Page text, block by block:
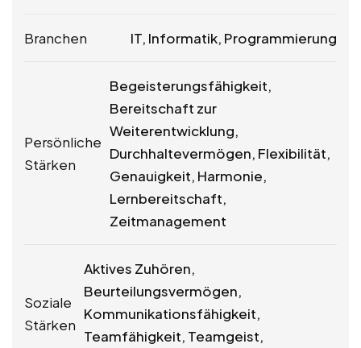
Branchen IT, Informatik, Programmierung
Persönliche
Stärken
Begeisterungsfähigkeit,
Bereitschaft zur
Weiterentwicklung,
Durchhaltevermögen, Flexibilität,
Genauigkeit, Harmonie,
Lernbereitschaft,
Zeitmanagement
Soziale
Stärken
Aktives Zuhören,
Beurteilungsvermögen,
Kommunikationsfähigkeit,
Teamfähigkeit, Teamgeist,